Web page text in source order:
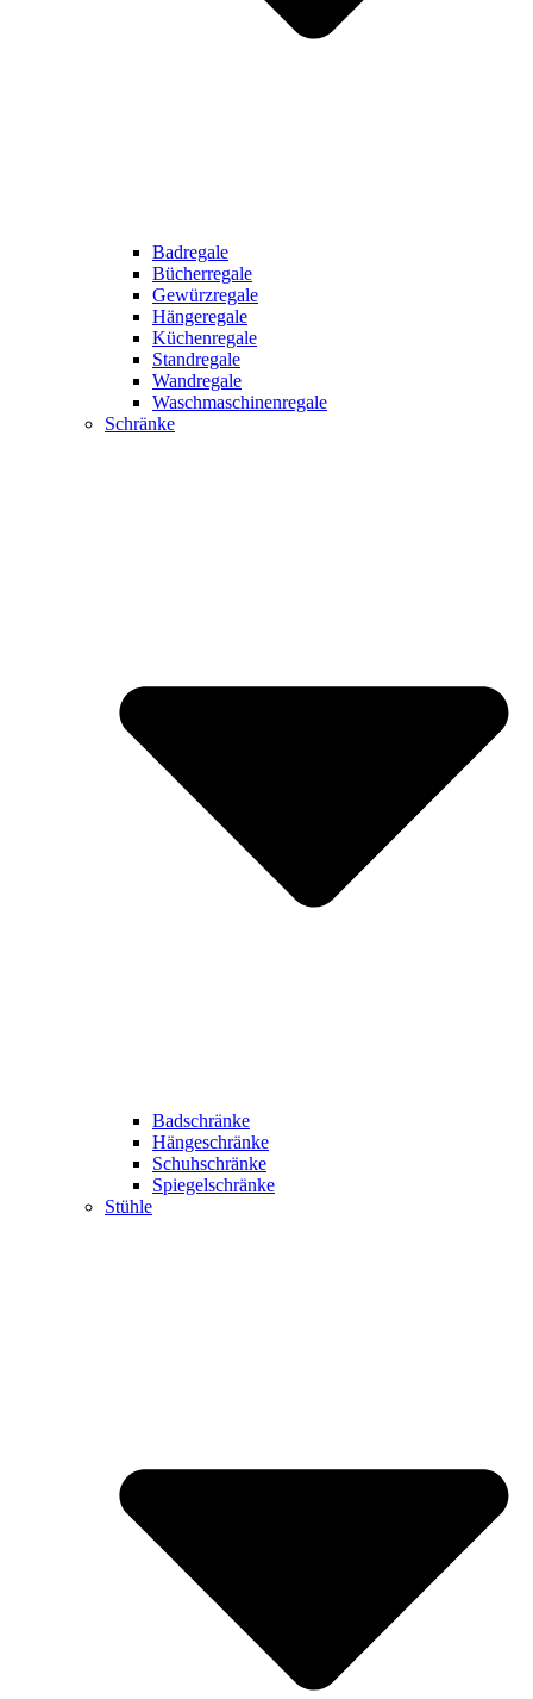
Badregale
Bücherregale
Gewürzregale
Hängeregale
Küchenregale
Standregale
Wandregale
Waschmaschinenregale
Schränke
Badschränke
Hängeschränke
Schuhschränke
Spiegelschränke
Stühle